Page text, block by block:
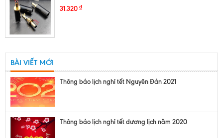
31.320 ₫
BÀI VIẾT MỚI
Thông báo lịch nghỉ tết Nguyên Đán 2021
Thông báo lịch nghỉ tết dương lịch năm 2020